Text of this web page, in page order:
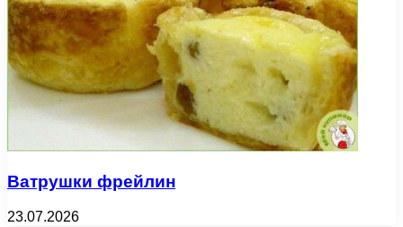
Ватрушки фрейлин
23.07.2026